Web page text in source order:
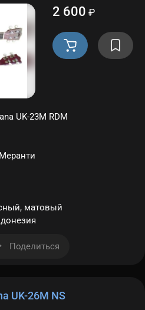
2 600 ₽
UK-23M RDM
матовый
Поделиться
UK-26M NS